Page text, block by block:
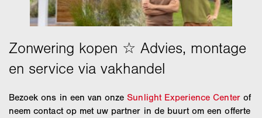
Bezoek ons in een van onzeSunlight Experience Centerof
neem contact op met uw partner in de buurt om een offerte